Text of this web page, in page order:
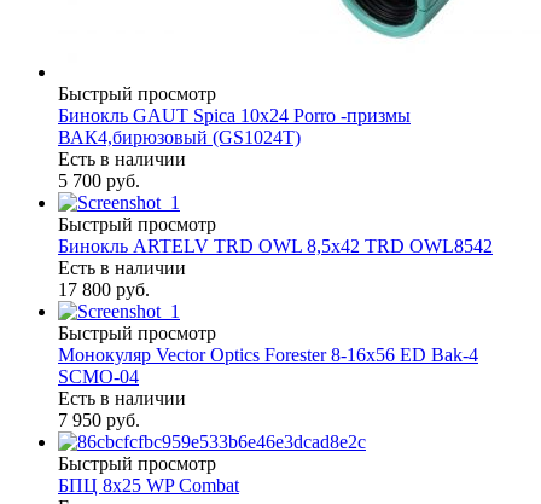
Быстрый просмотр
Бинокль GAUT Spica 10x24 Porro -призмы
ВАК4,бирюзовый (GS1024T)
Есть в наличии
5 700 руб.
Быстрый просмотр
Бинокль ARTELV TRD OWL 8,5x42 TRD OWL8542
Есть в наличии
17 800 руб.
Быстрый просмотр
Монокуляр Vector Optics Forester 8-16х56 ED Bak-4
SCMO-04
Есть в наличии
7 950 руб.
Быстрый просмотр
БПЦ 8x25 WP Combat